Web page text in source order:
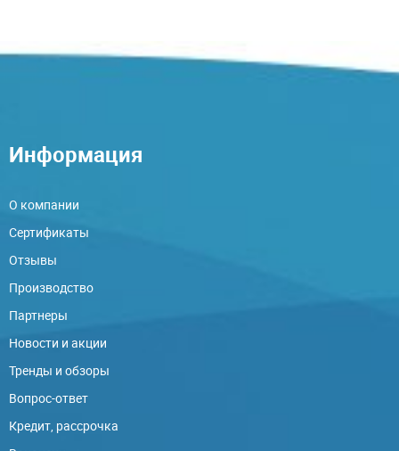
Информация
О компании
Сертификаты
Отзывы
Производство
Партнеры
Новости и акции
Тренды и обзоры
Вопрос-ответ
Кредит, рассрочка